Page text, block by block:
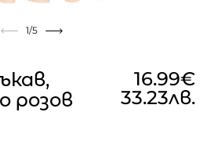
1/5
розов
16.99€
33.23лв.